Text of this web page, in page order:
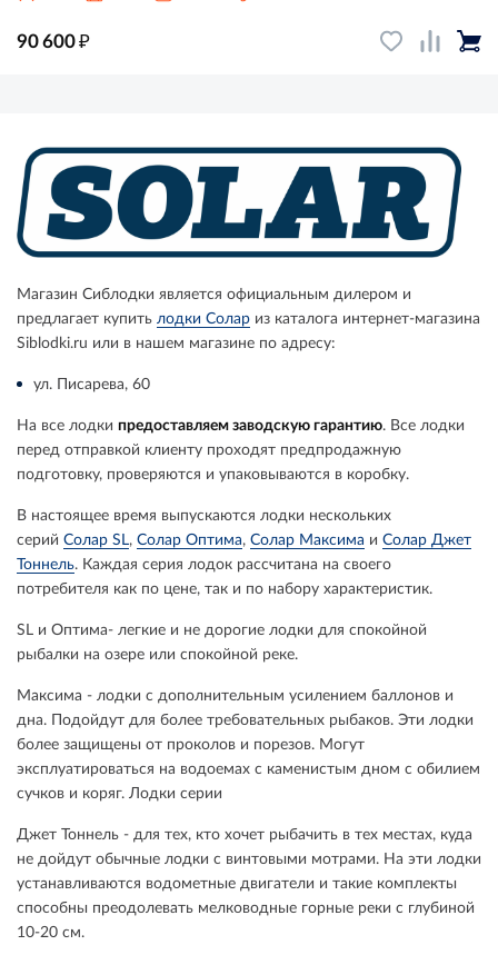
90 600₽
Магазин Сиблодки является официальным дилером и
предлагает купить лодки Солар из каталога интернет-магазина
Siblodki.ru или в нашем магазине по адресу:
ул. Писарева, 60
На все лодки предоставляем заводскую гарантию. Все лодки
перед отправкой клиенту проходят предпродажную
подготовку, проверяются и упаковываются в коробку.
В настоящее время выпускаются лодки нескольких
серий Солар SL, Солар Оптима, Солар Максима и Солар Джет
Тоннель. Каждая серия лодок рассчитана на своего
потребителя как по цене, так и по набору характеристик.
SL и Оптима- легкие и не дорогие лодки для спокойной
рыбалки на озере или спокойной реке.
Максима - лодки с дополнительным усилением баллонов и
дна. Подойдут для более требовательных рыбаков. Эти лодки
более защищены от проколов и порезов. Могут
эксплуатироваться на водоемах с каменистым дном с обилием
сучков и коряг. Лодки серии
Джет Тоннель - для тех, кто хочет рыбачить в тех местах, куда
не дойдут обычные лодки с винтовыми мотрами. На эти лодки
устанавливаются водометные двигатели и такие комплекты
способны преодолевать мелководные горные реки с глубиной
10-20 см.